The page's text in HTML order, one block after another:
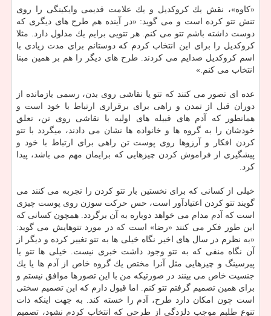
«كاوه»، نقش یك كروكدیل و یك علامت قدیمی وایكینگی را روی
تنش تتو كرده است و می گوید: «در آینده هم طرح های دیگری كه
دوست داشته باشم تتو می كنم. هر تتویی برایم یك مدلول دارد. مثلا
كروكدیل را برای این انتخاب كردم كه دوستانم برای مدت زیادی با
اسم كروكدیل صدایم می كردند. طرح های دیگر را هم بر همین مبنا
انتخاب می كنم.»
عده ای تصور می كنند كه تتو یا نقاشی روی بدن، رسمی بازمانده از
دوران قبل از تمدن و راهی برای برقراری ارتباط با خود است و
همانطور كه آدم های قبیله های اولیه با نقاشی روی تن، تعلق
خودشان را به گروه ها و خانواده ها نشان می دادند، میگردد با تتو
كردن افكار و آرزوها روی پوست تن راهی برای ارتباط با خود و
پیشگیری از فراموش كردن چیزهایی كه برایمان مهم می باشد، پیدا
كرد.
خیلی از كسانی كه برای نخستین بار تتو كردن را تجربه می كنند می
گویند تتو كردن اعتیادآور است، حس حركت سوزن روی پوست چیزی
است كه آدم مدام می خواهد دوباره به آن برگردد. همچون كسانی كه
این طور فكر می كنند «رضا» است كه در مورد تتوهایش می گوید:
«به نظرم در سال های اخیر نگاه خیلی ها به تتو تغییر كرده و دیگر از
آن نگاه منفی كه به تتو وجود داشت خبری نیست. خیلی ها تتو یا
پیرسینگ و چیزهایی مثل آنرا مختص یك گروه خاص از آدم ها یا یك
جنسیت خاص می بینند در صورتیكه من با این تصورها موافق نیستم و
برای همین تصمیم گرفتم تتو كنم. اما قبول دارم كه این تصمیم سختی
است چون امكان دارد طرح، آدم را خسته كند. به جهت اینكه ذات
تنوع طلبم موجب دلزدگی از طرحی كه انتخاب كردم نشود، تصمیم